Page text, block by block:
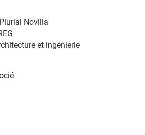
Novilia
et ingénierie